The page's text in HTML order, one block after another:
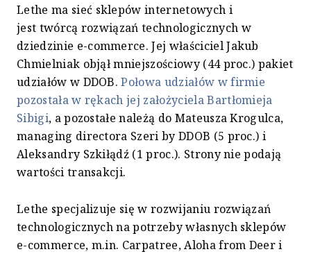
Lethe ma sieć sklepówinternetowych i
jest twórcą rozwiązań technologicznych w
dziedzinie e-commerce.Jej właścicielJakub
Chmielniak objąłmniejszościowy (44 proc.) pakiet
udziałów w DDOB.Połowa udziałów w firmie
pozostała w rękach jej założycielaBartłomieja
Sibigi, a pozostałe należą do Mateusza Krogulca,
managing directora Szeri by DDOB (5 proc.) i
Aleksandry Szkiłądź (1 proc.). Strony nie podają
wartości transakcji.
Lethe specjalizuje się w rozwijaniu rozwiązań
technologicznych na potrzeby własnych sklepów
e-commerce, m.in. Carpatree, Aloha from Deer i